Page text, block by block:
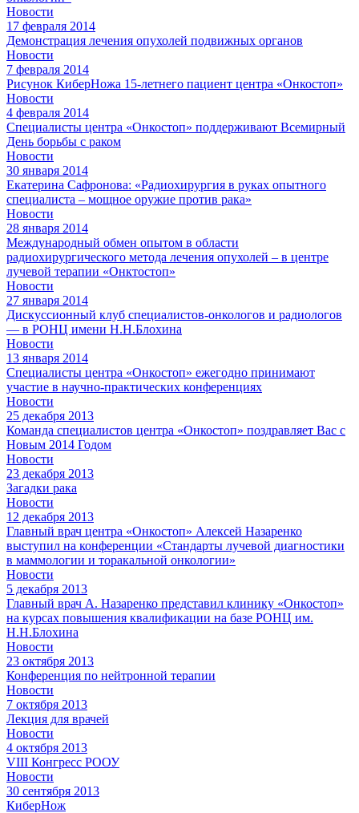
Новости
17 февраля 2014
Демонстрация лечения опухолей подвижных органов
Новости
7 февраля 2014
Рисунок КиберНожа 15-летнего пациент центра «Онкостоп»
Новости
4 февраля 2014
Специалисты центра «Онкостоп» поддерживают Всемирный
День борьбы с раком
Новости
30 января 2014
Екатерина Сафронова: «Радиохирургия в руках опытного
специалиста – мощное оружие против рака»
Новости
28 января 2014
Международный обмен опытом в области
радиохирургического метода лечения опухолей – в центре
лучевой терапии «Онктостоп»
Новости
27 января 2014
Дискуссионный клуб специалистов-онкологов и радиологов
— в РОНЦ имени Н.Н.Блохина
Новости
13 января 2014
Специалисты центра «Онкостоп» ежегодно принимают
участие в научно-практических конференциях
Новости
25 декабря 2013
Команда специалистов центра «Онкостоп» поздравляет Вас с
Новым 2014 Годом
Новости
23 декабря 2013
Загадки рака
Новости
12 декабря 2013
Главный врач центра «Онкостоп» Алексей Назаренко
выступил на конференции «Стандарты лучевой диагностики
в маммологии и торакальной онкологии»
Новости
5 декабря 2013
Главный врач А. Назаренко представил клинику «Онкостоп»
на курсах повышения квалификации на базе РОНЦ им.
Н.Н.Блохина
Новости
23 октября 2013
Конференция по нейтронной терапии
Новости
7 октября 2013
Лекция для врачей
Новости
4 октября 2013
VIII Конгресс РООУ
Новости
30 сентября 2013
КиберНож